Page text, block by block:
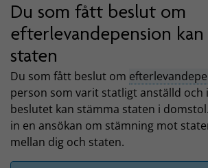
Du som fått beslut om
efterlevandepension kan
staten
Du som fått beslut om
person som varit statligt anställd och
beslutet kan stämma staten i
in en ansökan om stämning mot
mellan dig och staten.